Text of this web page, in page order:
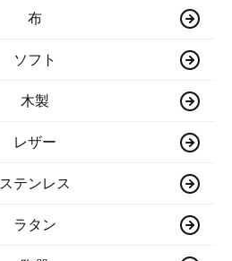
布
ソフト
木製
レザー
ステンレス
ラタン